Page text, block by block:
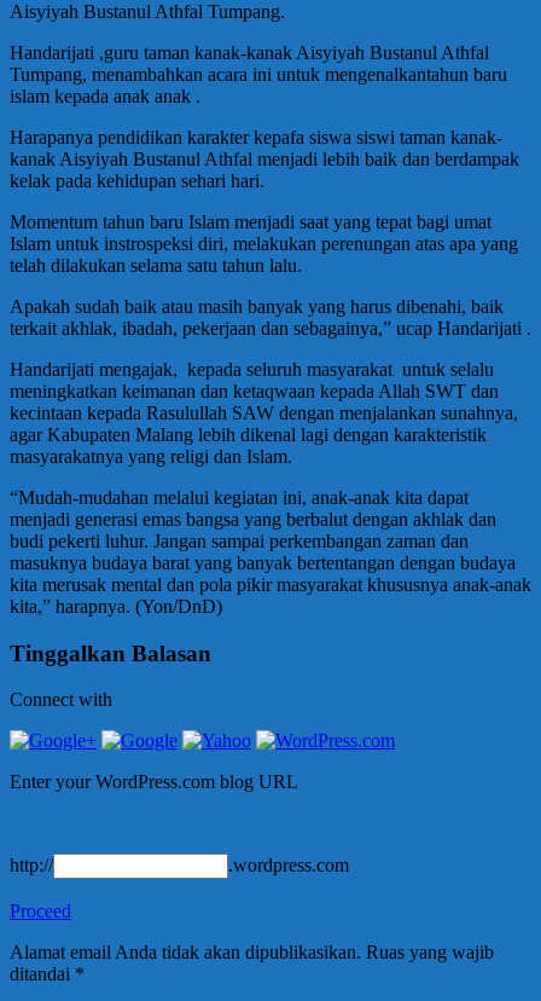
Aisyiyah Bustanul Athfal Tumpang.
Handarijati ,guru taman kanak-kanak Aisyiyah Bustanul Athfal
Tumpang, menambahkan acara ini untuk mengenalkantahun baru
islam kepada anak anak .
Harapanya pendidikan karakter kepafa siswa siswi taman kanak-
kanak Aisyiyah Bustanul Athfal menjadi lebih baik dan berdampak
kelak pada kehidupan sehari hari.
Momentum tahun baru Islam menjadi saat yang tepat bagi umat
Islam untuk instrospeksi diri, melakukan perenungan atas apa yang
telah dilakukan selama satu tahun lalu.
Apakah sudah baik atau masih banyak yang harus dibenahi, baik
terkait akhlak, ibadah, pekerjaan dan sebagainya,” ucap Handarijati .
Handarijati mengajak, kepada seluruh masyarakat untuk selalu
meningkatkan keimanan dan ketaqwaan kepada Allah SWT dan
kecintaan kepada Rasulullah SAW dengan menjalankan sunahnya,
agar Kabupaten Malang lebih dikenal lagi dengan karakteristik
masyarakatnya yang religi dan Islam.
“Mudah-mudahan melalui kegiatan ini, anak-anak kita dapat
menjadi generasi emas bangsa yang berbalut dengan akhlak dan
budi pekerti luhur. Jangan sampai perkembangan zaman dan
masuknya budaya barat yang banyak bertentangan dengan budaya
kita merusak mental dan pola pikir masyarakat khususnya anak-anak
kita,” harapnya. (Yon/DnD)
Tinggalkan Balasan
Connect with
Enter your WordPress.com blog URL
http:// .wordpress.com
Proceed
Alamat email Anda tidak akan dipublikasikan. Ruas yang wajib
ditandai *